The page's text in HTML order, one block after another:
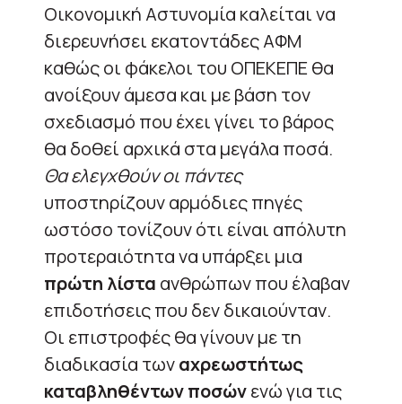
Οικονομική Αστυνομία καλείται να
διερευνήσει εκατοντάδες ΑΦΜ
καθώς οι φάκελοι του ΟΠΕΚΕΠΕ θα
ανοίξουν άμεσα και με βάση τον
σχεδιασμό που έχει γίνει το βάρος
θα δοθεί αρχικά στα μεγάλα ποσά.
Θα ελεγχθούν οι πάντες
υποστηρίζουν αρμόδιες πηγές
ωστόσο τονίζουν ότι είναι απόλυτη
προτεραιότητα να υπάρξει μια
πρώτη λίστα ανθρώπων που έλαβαν
επιδοτήσεις που δεν δικαιούνταν.
Οι επιστροφές θα γίνουν με τη
διαδικασία τωναχρεωστήτως
καταβληθέντων ποσώνενώ για τις